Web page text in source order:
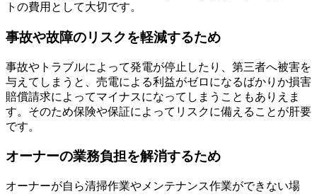
トの費用として大切です。
事故や故障のリスクを軽減するため
事故やトラブルによって発電が停止したり、第三者へ被害を
与えてしまうと、売電による利益がゼロになるばかりか損害
賠償請求によってマイナスになってしまうこと もありえま
す。そのため保険や保証によってリスクに備えることが肝要
です。
オーナーの業務負担を解消するため
オーナーが自ら清掃作業やメンテナンス作業ができない場